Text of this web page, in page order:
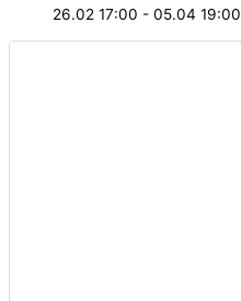
26.02 17:00 - 05.04 19:00